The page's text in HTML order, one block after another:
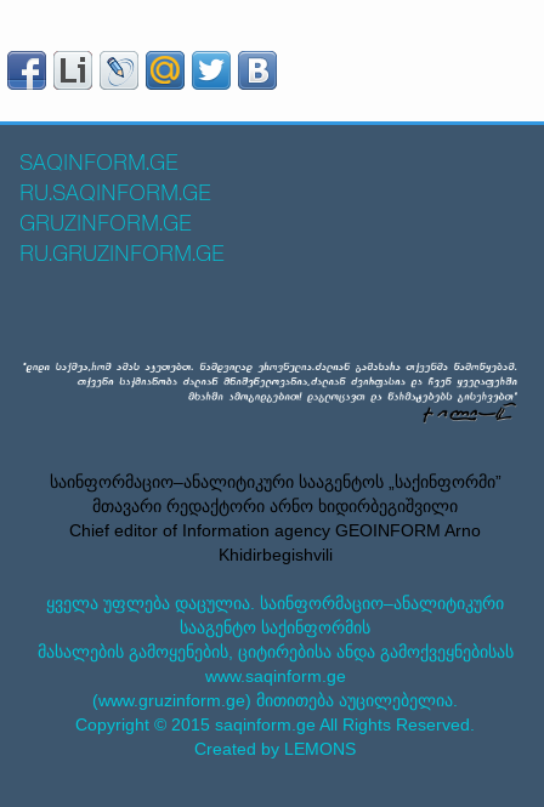
SAQINFORM.GE
RU.SAQINFORM.GE
GRUZINFORM.GE
RU.GRUZINFORM.GE
საინფორმაციო–ანალიტიკური სააგენტოს „საქინფორმი”
მთავარი რედაქტორი არნო ხიდირბეგიშვილი
Chief editor of Information agency GEOINFORM Arno
Khidirbegishvili
ყველა უფლება დაცულია. საინფორმაციო–ანალიტიკური
სააგენტო საქინფორმის
მასალების გამოყენების, ციტირებისა ანდა გამოქვეყნებისას
www.saqinform.ge
(www.gruzinform.ge) მითითება აუცილებელია.
Copyright © 2015 saqinform.ge All Rights Reserved.
Created by LEMONS